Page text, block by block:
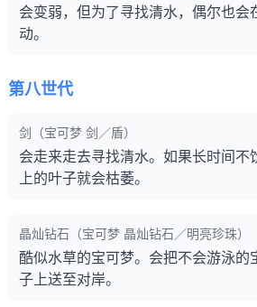
会变弱，但为了寻找清水，偶尔也会
动。
第八世代
剑（宝可梦 剑／盾）
会走来走去寻找清水。如果长时间不
上的叶子就会枯萎。
晶灿钻石（宝可梦 晶灿钻石／明亮珍珠）
酷似水草的宝可梦。会把不会游泳的
子上送至对岸。